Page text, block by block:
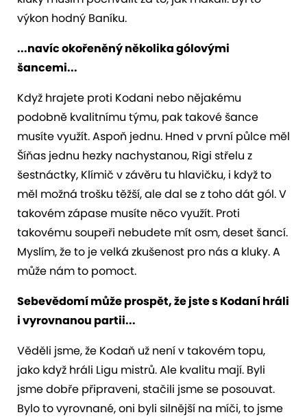
výkon hodný Baníku.
...navíc okořeněný několika gólovými
šancemi...
Když hrajete proti Kodani nebo nějakému
podobně kvalitnímu týmu, pak takové šance
musíte využít. Aspoň jednu. Hned v první půlce měl
Šíňas jednu hezky nachystanou, Rigi střelu z
šestnáctky, Klímič v závěru tu hlavičku, i když to
měl možná trošku těžší, ale dal se z toho dát gól. V
takovém zápase musíte něco využít. Proti
takovému soupeři nebudete mít osm, deset šancí.
Myslím, že to je velká zkušenost pro nás a kluky. A
může nám to pomoct.
Sebevědomí může prospět, že jste s Kodaní hráli
i vyrovnanou partii...
Věděli jsme, že Kodaň už není v takovém topu,
jako když hráli Ligu mistrů. Ale kvalitu mají. Byli
jsme dobře připraveni, stačili jsme se posouvat.
Bylo to vyrovnané, oni byli silnější na míči, to jsme